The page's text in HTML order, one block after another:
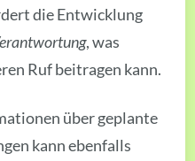
die Entwicklung
, was
Ruf beitragen kann.
über geplante
kann ebenfalls